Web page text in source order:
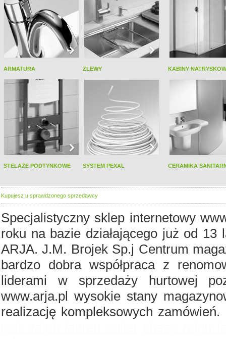
ARMATURA ZLEWY KABINY
STELAŻE PODTYNKOWE SYSTEM PEXAL CERAMIKA
Kupujesz u sprawdzonego sprzedawcy
Specjalistyczny sklep internetowy
roku na bazie działającego już od 13
ARJA. J.M. Brojek Sp.j Centrum
bardzo dobra współpraca z
liderami w sprzedaży hurtowej
www.arja.pl wysokie stany
realizację kompleksowych zamówień.